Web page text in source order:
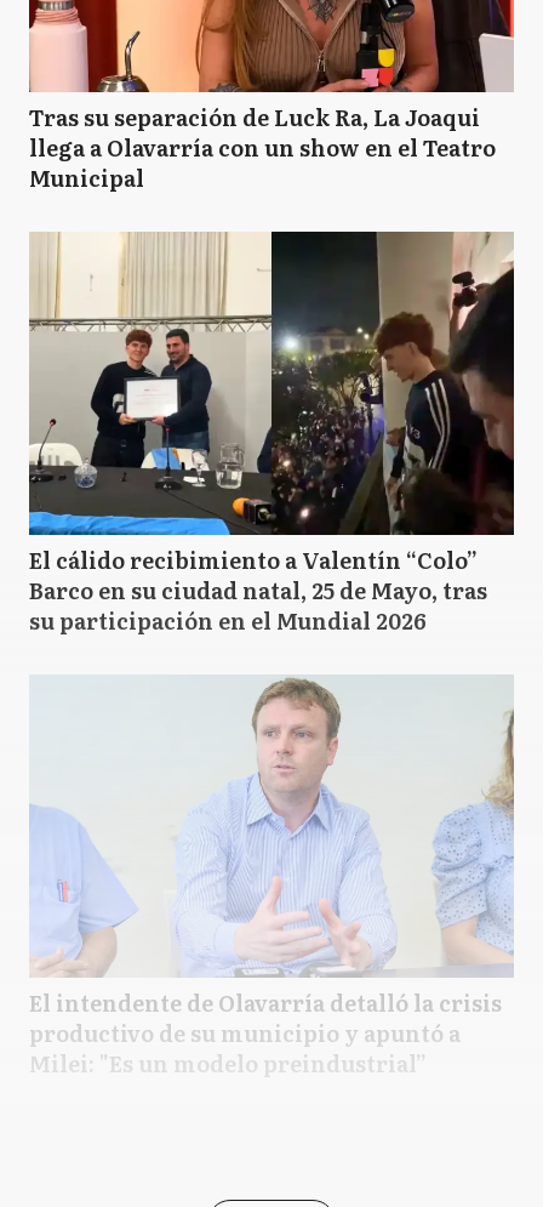
Tras su separación de Luck Ra, La Joaqui
llega a Olavarría con un show en el Teatro
Municipal
El cálido recibimiento a Valentín “Colo”
Barco en su ciudad natal, 25 de Mayo, tras
su participación en el Mundial 2026
El intendente de Olavarría detalló la crisis
productivo de su municipio y apuntó a
Milei: "Es un modelo preindustrial”